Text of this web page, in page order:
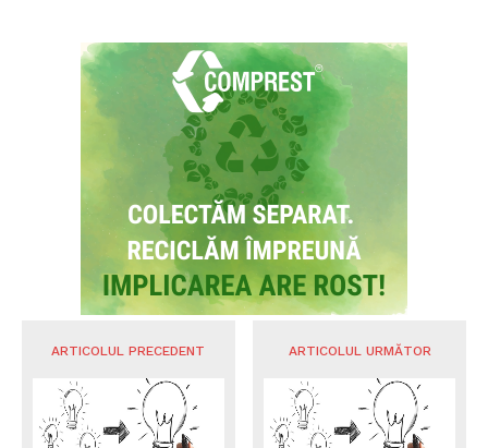
ARTICOLUL PRECEDENT ARTICOLUL URMĂTOR